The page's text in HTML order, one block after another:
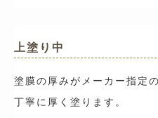
上塗り中
塗膜の厚みがメーカー指定
丁寧に厚く塗ります。